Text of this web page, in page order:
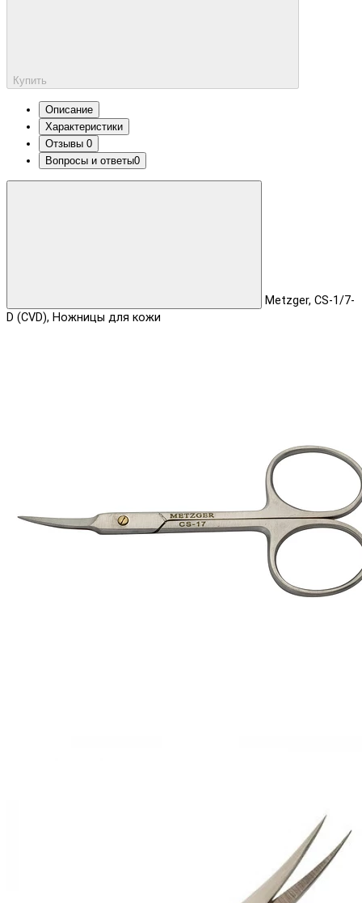
Купить
Описание
Характеристики
Отзывы 0
Вопросы и ответы0
Metzger, CS-1/7-
D (CVD), Ножницы для кожи